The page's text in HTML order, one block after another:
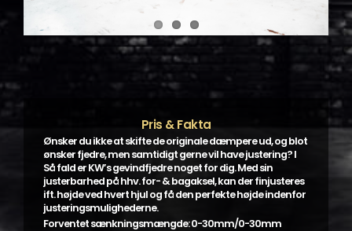
Pris & Fakta
Ønsker du ikke at skifte de originale dæmpere ud, og blot
ønsker fjedre, men samtidigt gerne vil have justering? I
Så fald er KW’s gevindfjedre noget for dig. Med sin
justerbarhed på hhv. for- & bagaksel, kan der finjusteres
ift. højde ved hvert hjul og få den perfekte højde indenfor
justeringsmulighederne.
Forventet sænkningsmængde: 0-30mm/0-30mm